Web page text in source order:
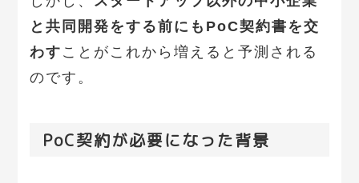
と共同開発をする前にもPoC契約書を交
わす ことがこれから増えると予測される
のです。
PoC契約が必要になった背景